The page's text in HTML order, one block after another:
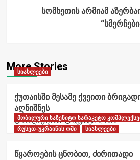
სომხეთის არმიამ
More Stories
სიახლეები
ქუთაისში მესამე ქვეითი
აღნიშნეს
ანალიტიკოსი აგვისტო 6, 2026
მობილური საზენიტო სარაკეტო
რუსეთ-უკრაინის ომი
სიახლეები
წყაროების ცნობით, ძირითადი